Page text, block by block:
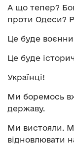
А що тепер?
проти Одеси?
Це буде
Це буде
Українці!
Ми боремось
державу.
Ми вистояли.
відновлювати